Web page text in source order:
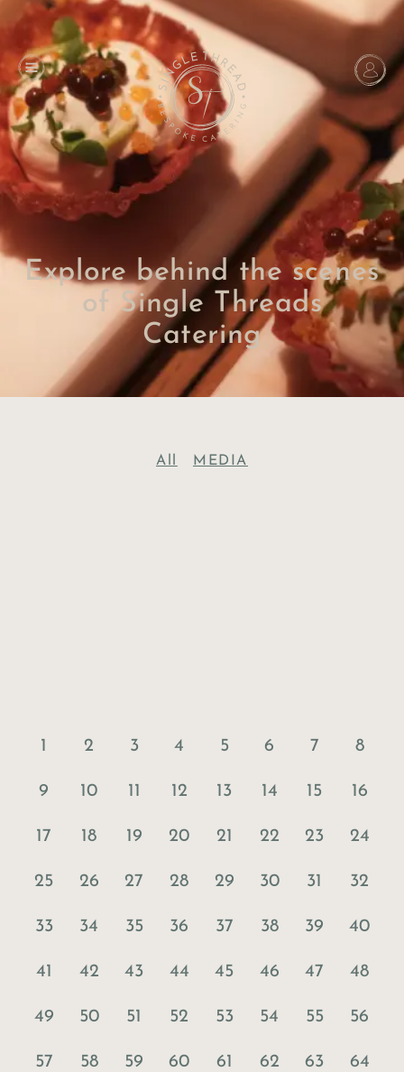
Explore behind the scenes
of Single Threads
Catering
All MEDIA
1 2 3 4 5 6 7 8
9 10 11 12 13 14 15 16
17 18 19 20 21 22 23 24
25 26 27 28 29 30 31 32
33 34 35 36 37 38 39 40
41 42 43 44 45 46 47 48
49 50 51 52 53 54 55 56
57 58 59 60 61 62 63 64